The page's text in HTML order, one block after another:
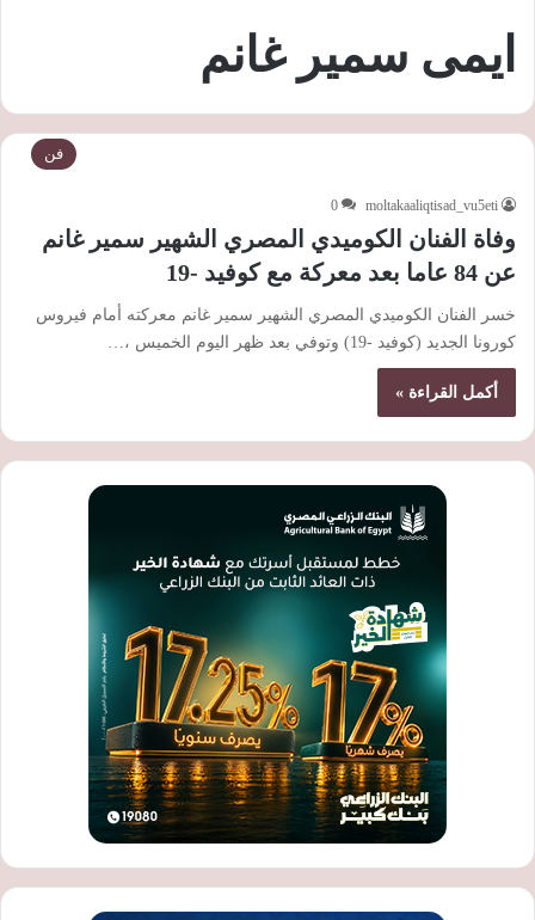
ايمى سمير غانم
فن
moltakaaliqtisad_vu5eti
0
وفاة الفنان الكوميدي المصري الشهير سمير غانم
عن 84 عاما بعد معركة مع كوفيد -19
خسر الفنان الكوميدي المصري الشهير سمير غانم معركته أمام فيروس
كورونا الجديد (كوفيد -19) وتوفي بعد ظهر اليوم الخميس ،…
أكمل القراءة »